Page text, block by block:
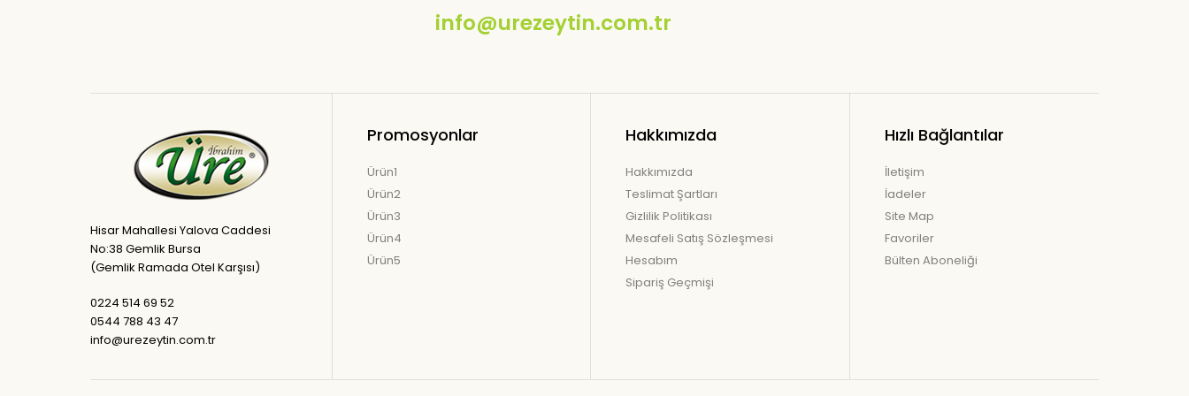
info@urezeytin.com.tr
Hisar Mahallesi Yalova Caddesi
No:38 Gemlik Bursa
(Gemlik Ramada Otel Karşısı)
0224 514 69 52
0544 788 43 47
info@urezeytin.com.tr
Promosyonlar
Ürün1
Ürün2
Ürün3
Ürün4
Ürün5
Hakkımızda
Hakkımızda
Teslimat Şartları
Gizlilik Politikası
Mesafeli Satış Sözleşmesi
Hesabım
Sipariş Geçmişi
Hızlı Bağlantılar
İletişim
İadeler
Site Map
Favoriler
Bülten Aboneliği